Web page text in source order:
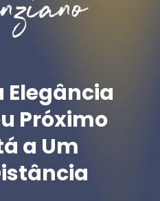
product
page
Elegância
Próximo
a Um